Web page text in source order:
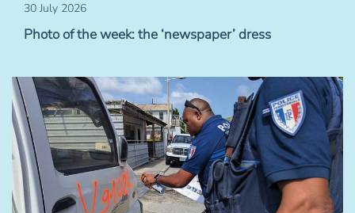
30 July 2026
Photo of the week: the ‘newspaper’ dress